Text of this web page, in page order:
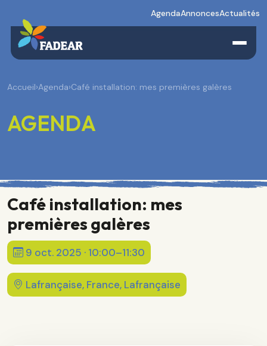
AgendaAnnoncesActualités
Accueil›Agenda›Café installation: mes premières galères
AGENDA
Café installation: mes
premières galères
9 oct. 2025 · 10:00–11:30
Lafrançaise, France, Lafrançaise